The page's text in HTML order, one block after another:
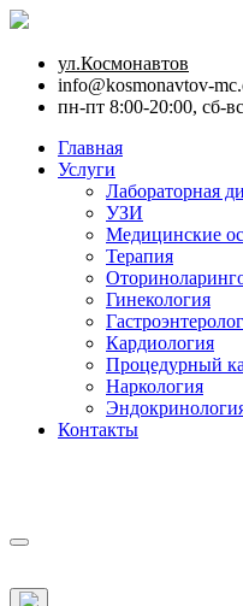
ул.Космонавтов
info@kosmonavtov-
пн-пт 8:00-20:00, сб-
Главная
Услуги
Лабораторная
УЗИ
Медицинские
Терапия
Гинекология
Кардиология
Процедурный
Наркология
Контакты